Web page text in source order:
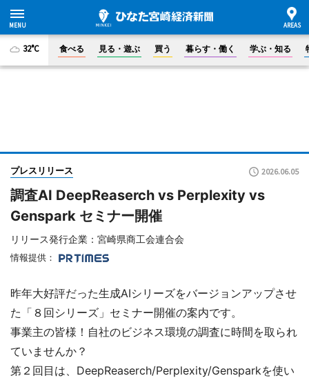
32°C 食べる 見る・遊ぶ 買う 暮らす・働く 学ぶ・知る
プレスリリース 2026.06.05
調査AI DeepReaserch vs Perplexity vs
Genspark セミナー開催
リリース発行企業：宮崎県商工会連合会
情報提供：
昨年大好評だった生成AIシリーズをバージョンアップさせ
た「８回シリーズ」セミナー開催の案内です。
事業主の皆様！自社のビジネス環境の調査に時間を取られ
ていませんか？
第２回目は、DeepReaserch/Perplexity/Gensparkを使い